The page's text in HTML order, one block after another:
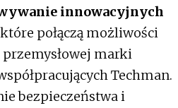
innowacyjnych
które połączą możliwości
marki
Techman.
bezpieczeństwa i